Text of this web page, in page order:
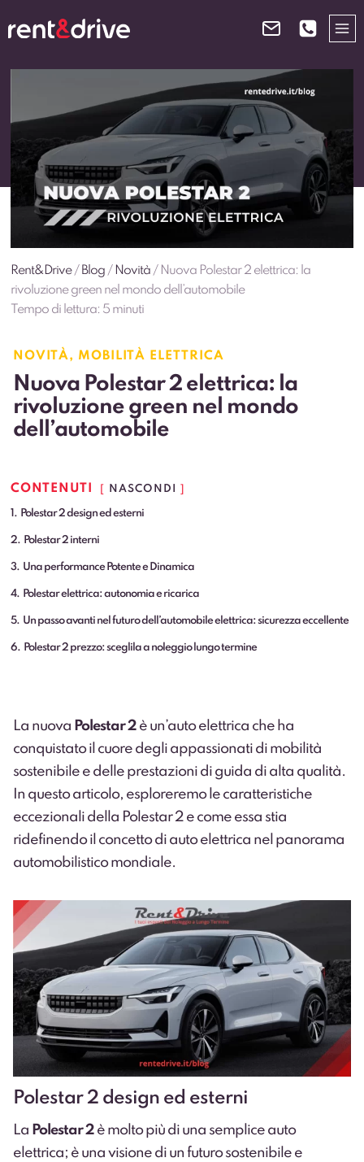
al
Rent&Drive/ Blog / Novità / Nuova Polestar 2 elettrica: la
rivoluzione green nel mondo dell’automobile
Tempo di lettura: 5 minuti
NOVITÀ, MOBILITÀ ELETTRICA
Nuova Polestar 2 elettrica: la
rivoluzione green nel mondo
dell’automobile
CONTENUTI NASCONDI
Polestar 2 design ed esterni
2 Polestar 2 interni
3 Una performance Potente e Dinamica
4 Polestar elettrica: autonomia e ricarica
5 Un passo avanti nel futuro dell’automobile elettrica: sicurezza eccellente
6 Polestar 2 prezzo: sceglila a noleggio lungo termine
La nuova Polestar 2 è un’auto elettrica che ha
conquistato il cuore degli appassionati di mobilità
sostenibile e delle prestazioni di guida di alta qualità.
In questo articolo, esploreremo le caratteristiche
eccezionali della Polestar 2 e come essa stia
ridefinendo il concetto di auto elettrica nel panorama
automobilistico mondiale.
Polestar 2 design ed esterni
La Polestar 2 è molto più di una semplice auto
elettrica; è una visione di un futuro sostenibile e